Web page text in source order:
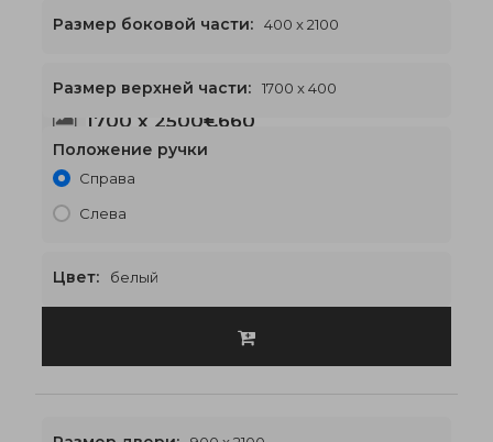
1700 x 2500€660
Размер боковой части: 400 x 2100
Размер верхней части: 1700 x 400
Положение ручки
Справа
Слева
Цвет: белый